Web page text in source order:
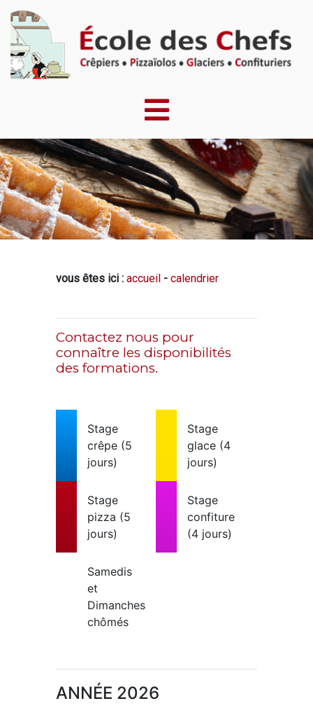
vous êtes ici : accueil - calendrier
Contactez nous pour
connaître les disponibilités
des formations.
Stage
crêpe (5
jours)
Stage
glace (4
jours)
Stage
pizza (5
jours)
Stage
confiture
(4 jours)
Samedis
et
Dimanches
chômés
ANNÉE 2026